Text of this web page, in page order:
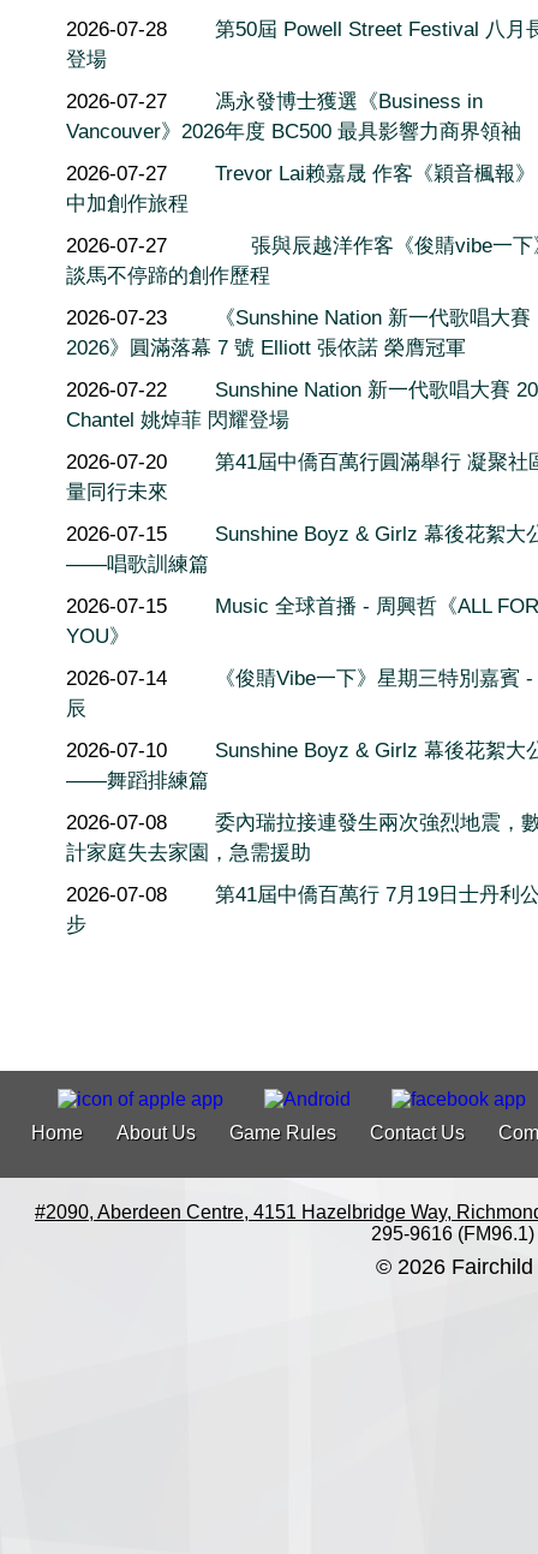
2026-07-28
第50屆 Powell Street Festival 八月
登場
2026-07-27
馮永發博士獲選《Business in
Vancouver》2026年度 BC500 最具影響力商界領袖
2026-07-27
Trevor Lai赖嘉晟 作客《穎音楓報
中加創作旅程
2026-07-27
張與辰越洋作客《俊䝼vibe一下
談馬不停蹄的創作歷程
2026-07-23
《Sunshine Nation 新一代歌唱大賽
2026》圓滿落幕 7 號 Elliott 張依諾 榮膺冠軍
2026-07-22
Sunshine Nation 新一代歌唱大賽
Chantel 姚焯菲 閃耀登場
2026-07-20
第41屆中僑百萬行圓滿舉行 凝聚社
量同行未來
2026-07-15
Sunshine Boyz & Girlz 幕後花絮大
——唱歌訓練篇
2026-07-15
Music 全球首播 - 周興哲《ALL FOR
YOU》
2026-07-14
《俊䝼Vibe一下》星期三特別嘉賓
辰
2026-07-10
Sunshine Boyz & Girlz 幕後花絮大
——舞蹈排練篇
2026-07-08
委內瑞拉接連發生兩次強烈地震，
計家庭失去家園，急需援助
2026-07-08
第41屆中僑百萬行 7月19日士丹利
步
Home About Us Game Rules Contact Us
#2090, Aberdeen Centre, 4151 Hazelbridge Way,
295-9616 (FM96.1)
© 2026 Fairchild